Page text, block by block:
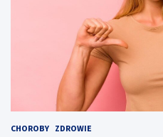
CHOROBY ZDROWIE